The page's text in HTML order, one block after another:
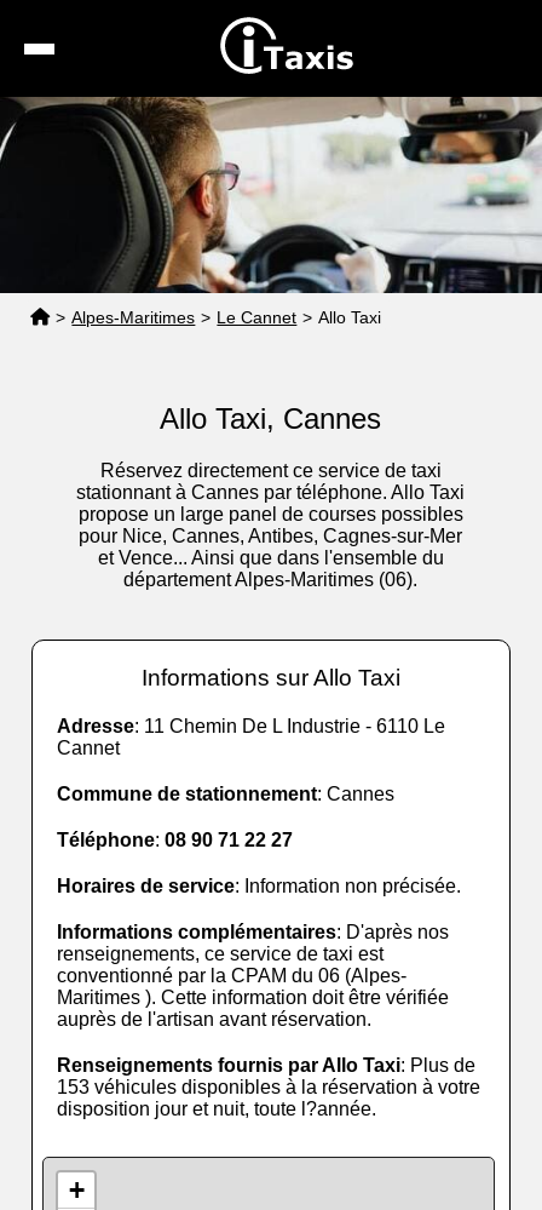
Recherche
Calcul de tarif
Taxis conventionnés
Espace pro
> Alpes-Maritimes > Le Cannet > Allo Taxi
Allo Taxi, Cannes
Réservez directement ce service de taxi
stationnant à Cannes par téléphone. Allo Taxi
propose un large panel de courses possibles
pour Nice, Cannes, Antibes, Cagnes-sur-Mer
et Vence... Ainsi que dans l'ensemble du
département Alpes-Maritimes (06).
Informations sur Allo Taxi
Adresse: 11 Chemin De L Industrie - 6110 Le
Cannet
Commune de stationnement: Cannes
Téléphone:08 90 71 22 27
Horaires de service: Information non précisée.
Informations complémentaires: D'après nos
renseignements, ce service de taxi est
conventionné par la CPAM du 06 (Alpes-
Maritimes ). Cette information doit être vérifiée
auprès de l'artisan avant réservation.
Renseignements fournis par Allo Taxi: Plus de
153 véhicules disponibles à la réservation à votre
disposition jour et nuit, toute l?année.
+